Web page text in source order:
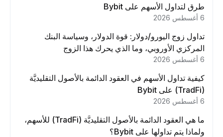
طرق لتداول الأسهم على Bybit
تداول زوج اليورو/دولار: قوة الدولار، وسياسة البنك
المركزي الأوروبي، وما الذي يحرك هذا الزوج
كيفية تداول الأسهم في العقود الدائمة بالأصول التقليديَّة
ما هي العقود الدائمة بالأصول التقليديَّة (TradFi) للأسهم،
ولماذا يتم تداولها على Bybit؟